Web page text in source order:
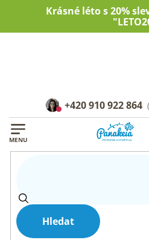
Krásné léto s 20%
Hledat
+420 910 922 864